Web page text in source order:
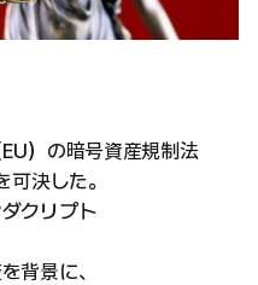
）の暗号資産規制法
可決した。
クリプト
背景に、